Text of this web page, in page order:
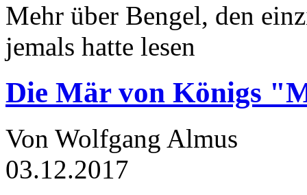
Mehr über Bengel, den
jemals hatte lesen
Die Mär von Königs
Von Wolfgang Almus
03.12.2017